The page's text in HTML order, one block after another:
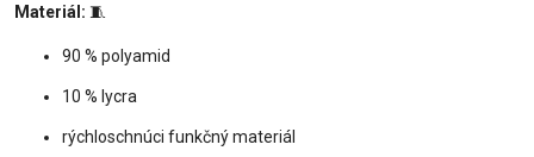
Materiál: 🧵
90 % polyamid
10 % lycra
rýchloschnúci funkčný materiál